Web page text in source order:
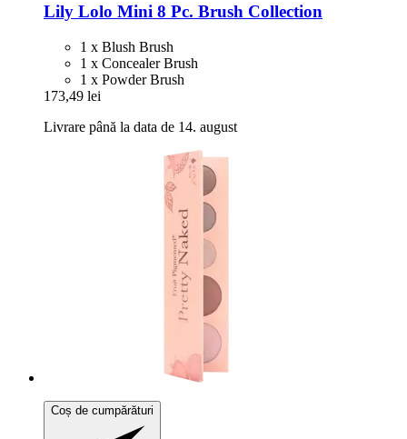
Lily Lolo Mini 8 Pc. Brush Collection
1 x Blush Brush
1 x Concealer Brush
1 x Powder Brush
173,49 lei
Livrare până la data de 14. august
Coș de cumpărături